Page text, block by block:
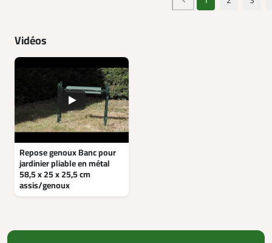
Vidéos
Repose genoux Banc pour
jardinier pliable en métal
58,5 x 25 x 25,5 cm
assis/genoux